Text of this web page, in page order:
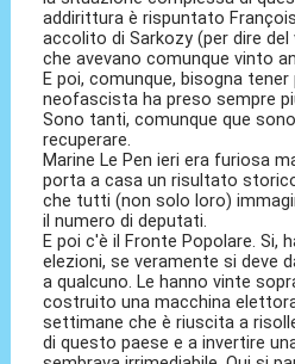
addirittura è rispuntato
accolito di Sarkozy (per dire
che avevano comunque vinto
E poi, comunque, bisogna tener
neofascista ha preso sempre
Sono tanti, comunque que
recuperare.
Marine Le Pen ieri era furiosa
porta a casa un risultato
che tutti (non solo loro)
il numero di deputati.
E poi c'è il Fronte Popolare. Si,
elezioni, se veramente si deve
a qualcuno. Le hanno vinte
costruito una macchina
settimane che è riuscita a
di questo paese e a invertire